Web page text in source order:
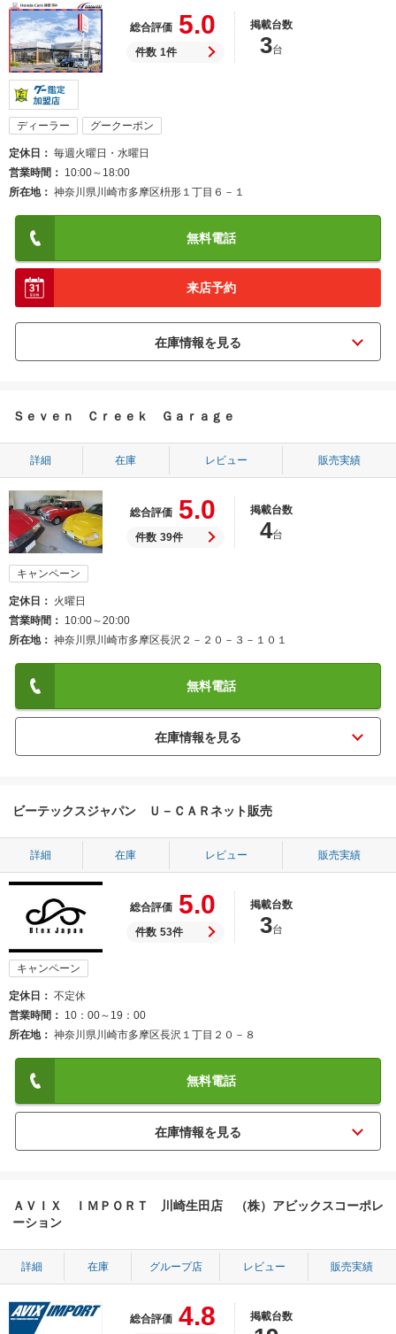
総合評価 5.0
件数 1件
掲載台数
3台
ディーラー グークーポン
定休日
毎週火曜日・水曜日
営業時間
10:00～18:00
所在地
神奈川県川崎市多摩区枡形１丁目６－１
無料電話
来店予約
Ｓｅｖｅｎ Ｃｒｅｅｋ Ｇａｒａｇｅ
詳細 在庫 レビュー 販売実績
総合評価 5.0
件数 39件
掲載台数
4台
キャンペーン
定休日
火曜日
営業時間
10:00～20:00
所在地
神奈川県川崎市多摩区長沢２－２０－３－１０１
無料電話
ビーテックスジャパン Ｕ－ＣＡＲネット販売
詳細 在庫 レビュー 販売実績
総合評価 5.0
件数 53件
掲載台数
3台
キャンペーン
定休日
不定休
営業時間
10：00～19：00
所在地
神奈川県川崎市多摩区長沢１丁目２０－８
無料電話
ＡＶＩＸ ＩＭＰＯＲＴ 川崎生田店 （株）アビックスコーポレ
ーション
詳細 在庫 グループ店 レビュー 販売実績
総合評価 4.8 掲載台数